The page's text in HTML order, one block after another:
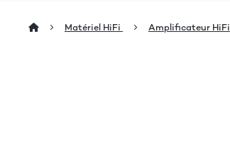
Matériel HiFi Amplificateur HiFi